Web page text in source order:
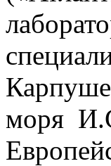
моря